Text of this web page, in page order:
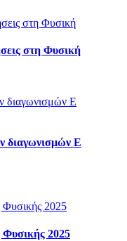
στη Φυσική
διαγωνισμών E
Φυσικής 2025